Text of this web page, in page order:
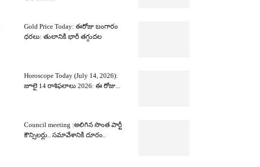
Gold Price Today: ఈరోజు బంగారం
ధరలు: తులానికి భారీ తగ్గుదల
Horoscope Today (July 14, 2026):
జూలై 14 రాశిఫలాలు 2026: ఈ రోజు...
Council meeting :అలిగిన సొంత పార్టీ
కౌన్సిలర్లు.. సమావేశానికి దూరం..